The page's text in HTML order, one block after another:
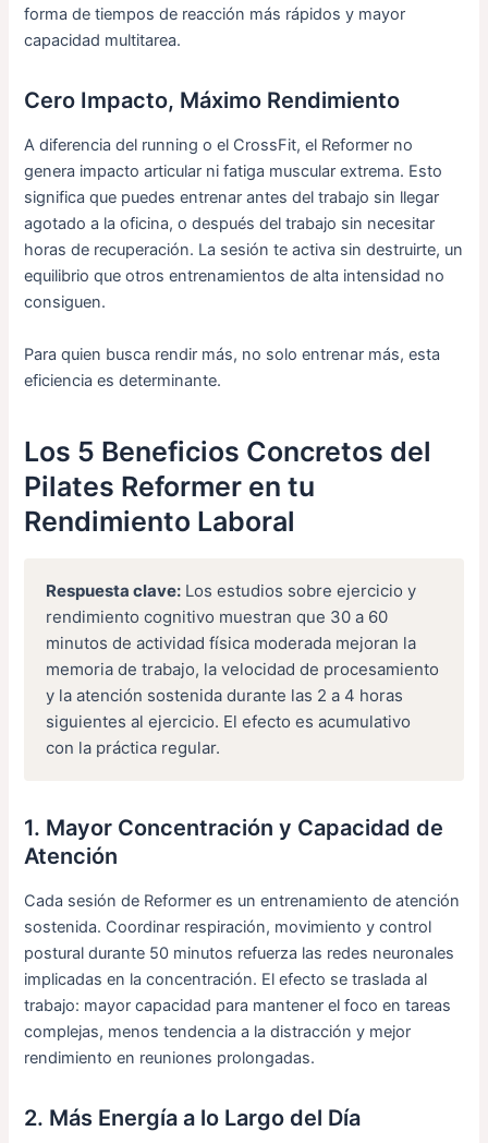
forma de tiempos de reacción más rápidos y mayor
capacidad multitarea.
Cero Impacto, Máximo Rendimiento
A diferencia del running o el CrossFit, el Reformer no
genera impacto articular ni fatiga muscular extrema. Esto
significa que puedes entrenar antes del trabajo sin llegar
agotado a la oficina, o después del trabajo sin necesitar
horas de recuperación. La sesión te activa sin destruirte, un
equilibrio que otros entrenamientos de alta intensidad no
consiguen.
Para quien busca rendir más, no solo entrenar más, esta
eficiencia es determinante.
Los 5 Beneficios Concretos del
Pilates Reformer en tu
Rendimiento Laboral
Respuesta clave: Los estudios sobre ejercicio y
rendimiento cognitivo muestran que 30 a 60
minutos de actividad física moderada mejoran la
memoria de trabajo, la velocidad de procesamiento
y la atención sostenida durante las 2 a 4 horas
siguientes al ejercicio. El efecto es acumulativo
con la práctica regular.
1. Mayor Concentración y Capacidad de
Atención
Cada sesión de Reformer es un entrenamiento de atención
sostenida. Coordinar respiración, movimiento y control
postural durante 50 minutos refuerza las redes neuronales
implicadas en la concentración. El efecto se traslada al
trabajo: mayor capacidad para mantener el foco en tareas
complejas, menos tendencia a la distracción y mejor
rendimiento en reuniones prolongadas.
2. Más Energía a lo Largo del Día